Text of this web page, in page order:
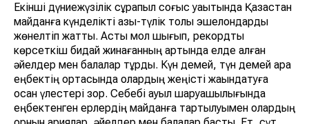
Екінші дүниежүзілік сұрапыл соғыс уақытында Қазақстан
майданға күнделікті азық-түлік толы эшелондарды
жөнелтіп жатты. Астық мол шығып, рекордты
көрсеткіш бидай жинағанның артында елде қалған
әйелдер мен балалар тұрды. Күн демей, түн демей қара
еңбектің ортасында олардың жеңісті жақындатуға
қосқан үлестері зор. Себебі ауыл шаруашылығында
еңбектенген ерлердің майданға тартылуымен олардың